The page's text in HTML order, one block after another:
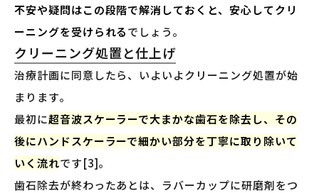
不安や疑問はこの段階で解消しておくと、安心してクリ
ーニングを受けられるでしょう。
クリーニング処置と仕上げ
治療計画に同意したら、いよいよクリーニング処置が始
まります。
最初に超音波スケーラーで大まかな歯石を除去し、その
後にハンドスケーラーで細かい部分を丁寧に取り除いて
いく流れです[3]。
歯石除去が終わったあとは、ラバーカップに研磨剤をつ